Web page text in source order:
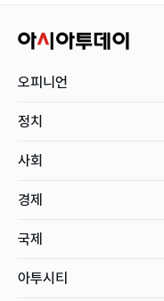
오피니언
정치
사회
경제
국제
아투시티